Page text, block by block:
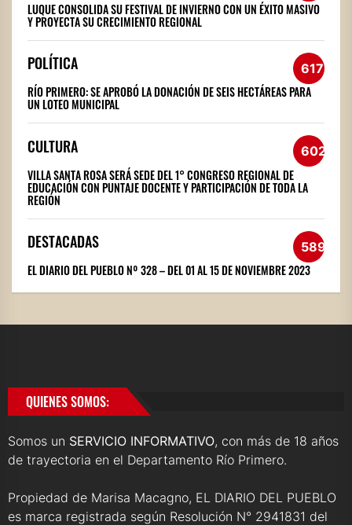
LUQUE CONSOLIDA SU FESTIVAL DE INVIERNO CON UN ÉXITO MASIVO
Y PROYECTA SU CRECIMIENTO REGIONAL
POLÍTICA 617
RÍO PRIMERO: SE APROBÓ LA DONACIÓN DE SEIS HECTÁREAS PARA
UN LOTEO MUNICIPAL
CULTURA 602
VILLA SANTA ROSA SERÁ SEDE DEL 1° CONGRESO REGIONAL DE
EDUCACIÓN CON PUNTAJE DOCENTE Y PARTICIPACIÓN DE TODA LA
REGIÓN
DESTACADAS 589
EL DIARIO DEL PUEBLO Nº 328 – DEL 01 AL 15 DE NOVIEMBRE 2023
QUIENES SOMOS:
Somos un SERVICIO INFORMATIVO, con más de 18 años
de trayectoria en el Departamento Río Primero.
Propiedad de Marisa Macagno, EL DIARIO DEL PUEBLO
es marca registrada según Resolución N° 2941831 del